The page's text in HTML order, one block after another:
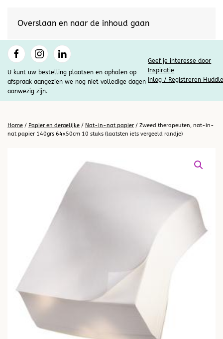
Overslaan en naar de inhoud gaan
U kunt uw bestelling plaatsen en ophalen op
afspraak aangezien we nog niet volledige dagen
aanwezig zijn.
Geef je interesse door
Inspiratie
Inlog / Registreren
Home / Papier en dergelijke / Nat-in-nat papier/ Zweed therapeuten, nat-in-
nat papier 140grs 64x50cm 10 stuks (laatsten iets vergeeld randje)